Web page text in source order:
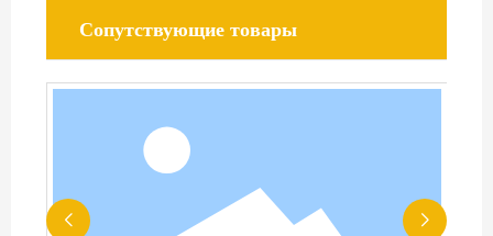
Сопутствующие товары